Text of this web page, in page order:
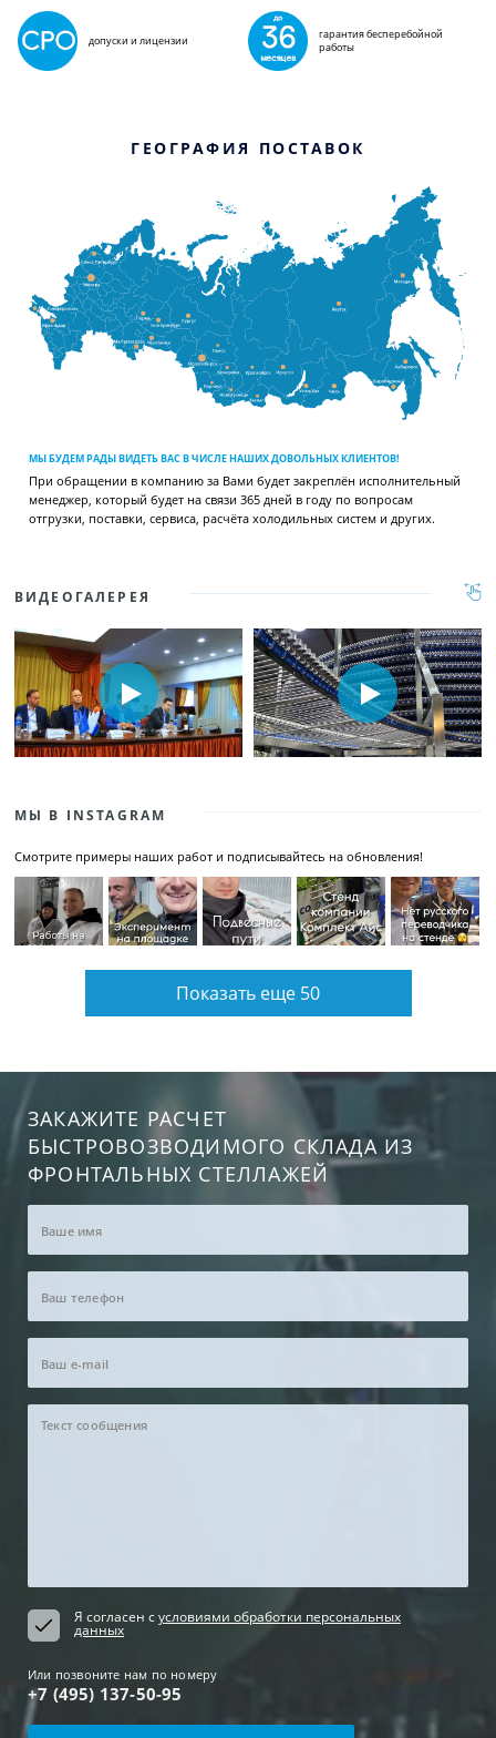
допуски и лицензии
гарантия бесперебойной
работы
ГЕОГРАФИЯ ПОСТАВОК
МЫ БУДЕМ РАДЫ ВИДЕТЬ ВАС В ЧИСЛЕ НАШИХ ДОВОЛЬНЫХ КЛИЕНТОВ!
При обращении в компанию за Вами будет закреплён исполнительный
менеджер, который будет на связи 365 дней в году по вопросам
отгрузки, поставки, сервиса, расчёта холодильных систем и других.
ВИДЕОГАЛЕРЕЯ
МЫ В INSTAGRAM
Смотрите примеры наших работ и подписывайтесь на обновления!
Показать еще 50
ЗАКАЖИТЕ РАСЧЕТ
БЫСТРОВОЗВОДИМОГО СКЛАДА ИЗ
ФРОНТАЛЬНЫХ СТЕЛЛАЖЕЙ
Я согласен сусловиями обработки персональных
данных
Или позвоните нам по номеру
+7 (495) 137-50-95